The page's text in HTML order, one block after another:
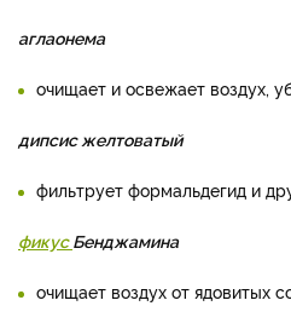
аглаонема
очищает и освежает воздух,
дипсис желтоватый
фильтрует формальдегид и
фикусБенджамина
очищает воздух от ядовитых